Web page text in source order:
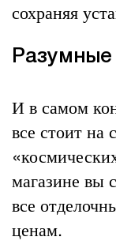
сохраняя
И в самом
все стоит на
магазине вы
все
ценам.